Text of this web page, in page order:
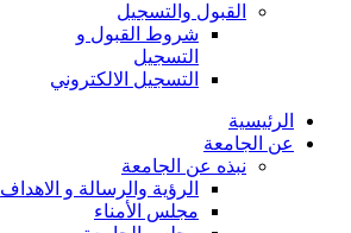
القبول والتسجيل
شروط القبول و
التسجيل
التسجيل الالكتروني
الرئيسية
عن الجامعة
نبذه عن الجامعة
الرؤية والرسالة و الاهداف
مجلس الأمناء